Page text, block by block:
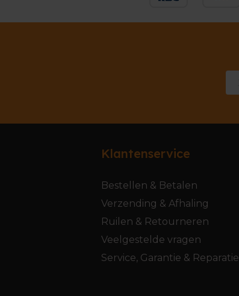
Klantenservice
Bestellen & Betalen
Verzending & Afhaling
Ruilen & Retourneren
Veelgestelde vragen
Service, Garantie & Reparatie